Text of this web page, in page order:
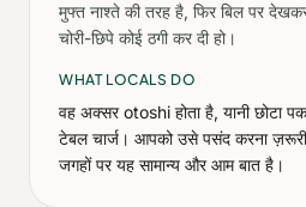
मुफ्त नाश्ते की तरह है, फिर बिल पर
चोरी-छिपे कोई ठगी कर दी हो।
WHAT LOCALS DO
वह अक्सर otoshi होता है, यानी छोटा
टेबल चार्ज। आपको उसे पसंद करना ज़रूरी
जगहों पर यह सामान्य और आम बात है।